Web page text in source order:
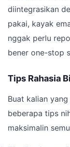
diintegrasikan
pakai, kayak
nggak perlu
bener one-stop
Tips Rahasia
Buat kalian
beberapa tips
maksimalin